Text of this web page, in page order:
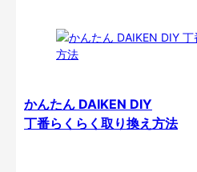
かんたん DAIKEN DIY
丁番らくらく取り換え方法